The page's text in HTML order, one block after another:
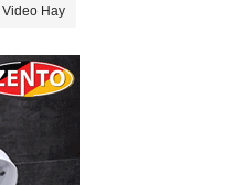
Video Hay